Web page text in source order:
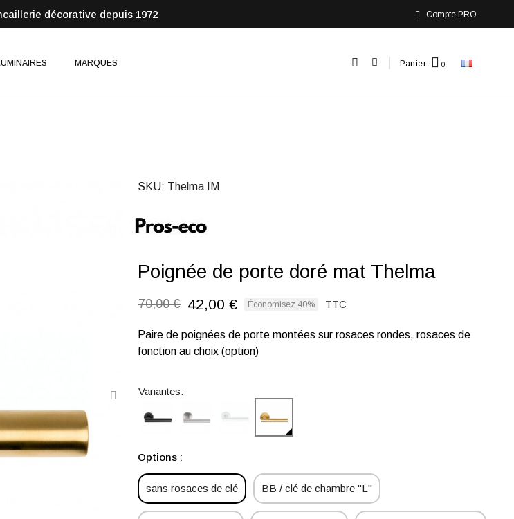
décorative depuis 1972 Compte PRO
MARQUES Panier
SKU Thelma IM
Poignée de porte doré mat Thelma
70,00 € 42,00 € Économisez 40% TTC
Paire de poignées de porte montées sur rosaces rondes, rosaces de
fonction au choix (option)
Variantes:
Options :
sans rosaces de clé BB / clé de chambre "L"